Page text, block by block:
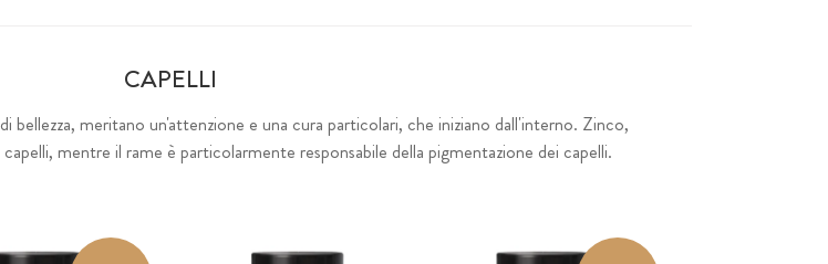
CAPELLI
bellezza, meritano un'attenzione e una cura particolari, che iniziano dall'interno. Zinco,
mentre il rame è particolarmente responsabile della pigmentazione dei capelli.